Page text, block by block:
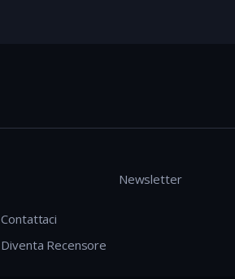
Contattaci
Diventa Recensore
Newsletter